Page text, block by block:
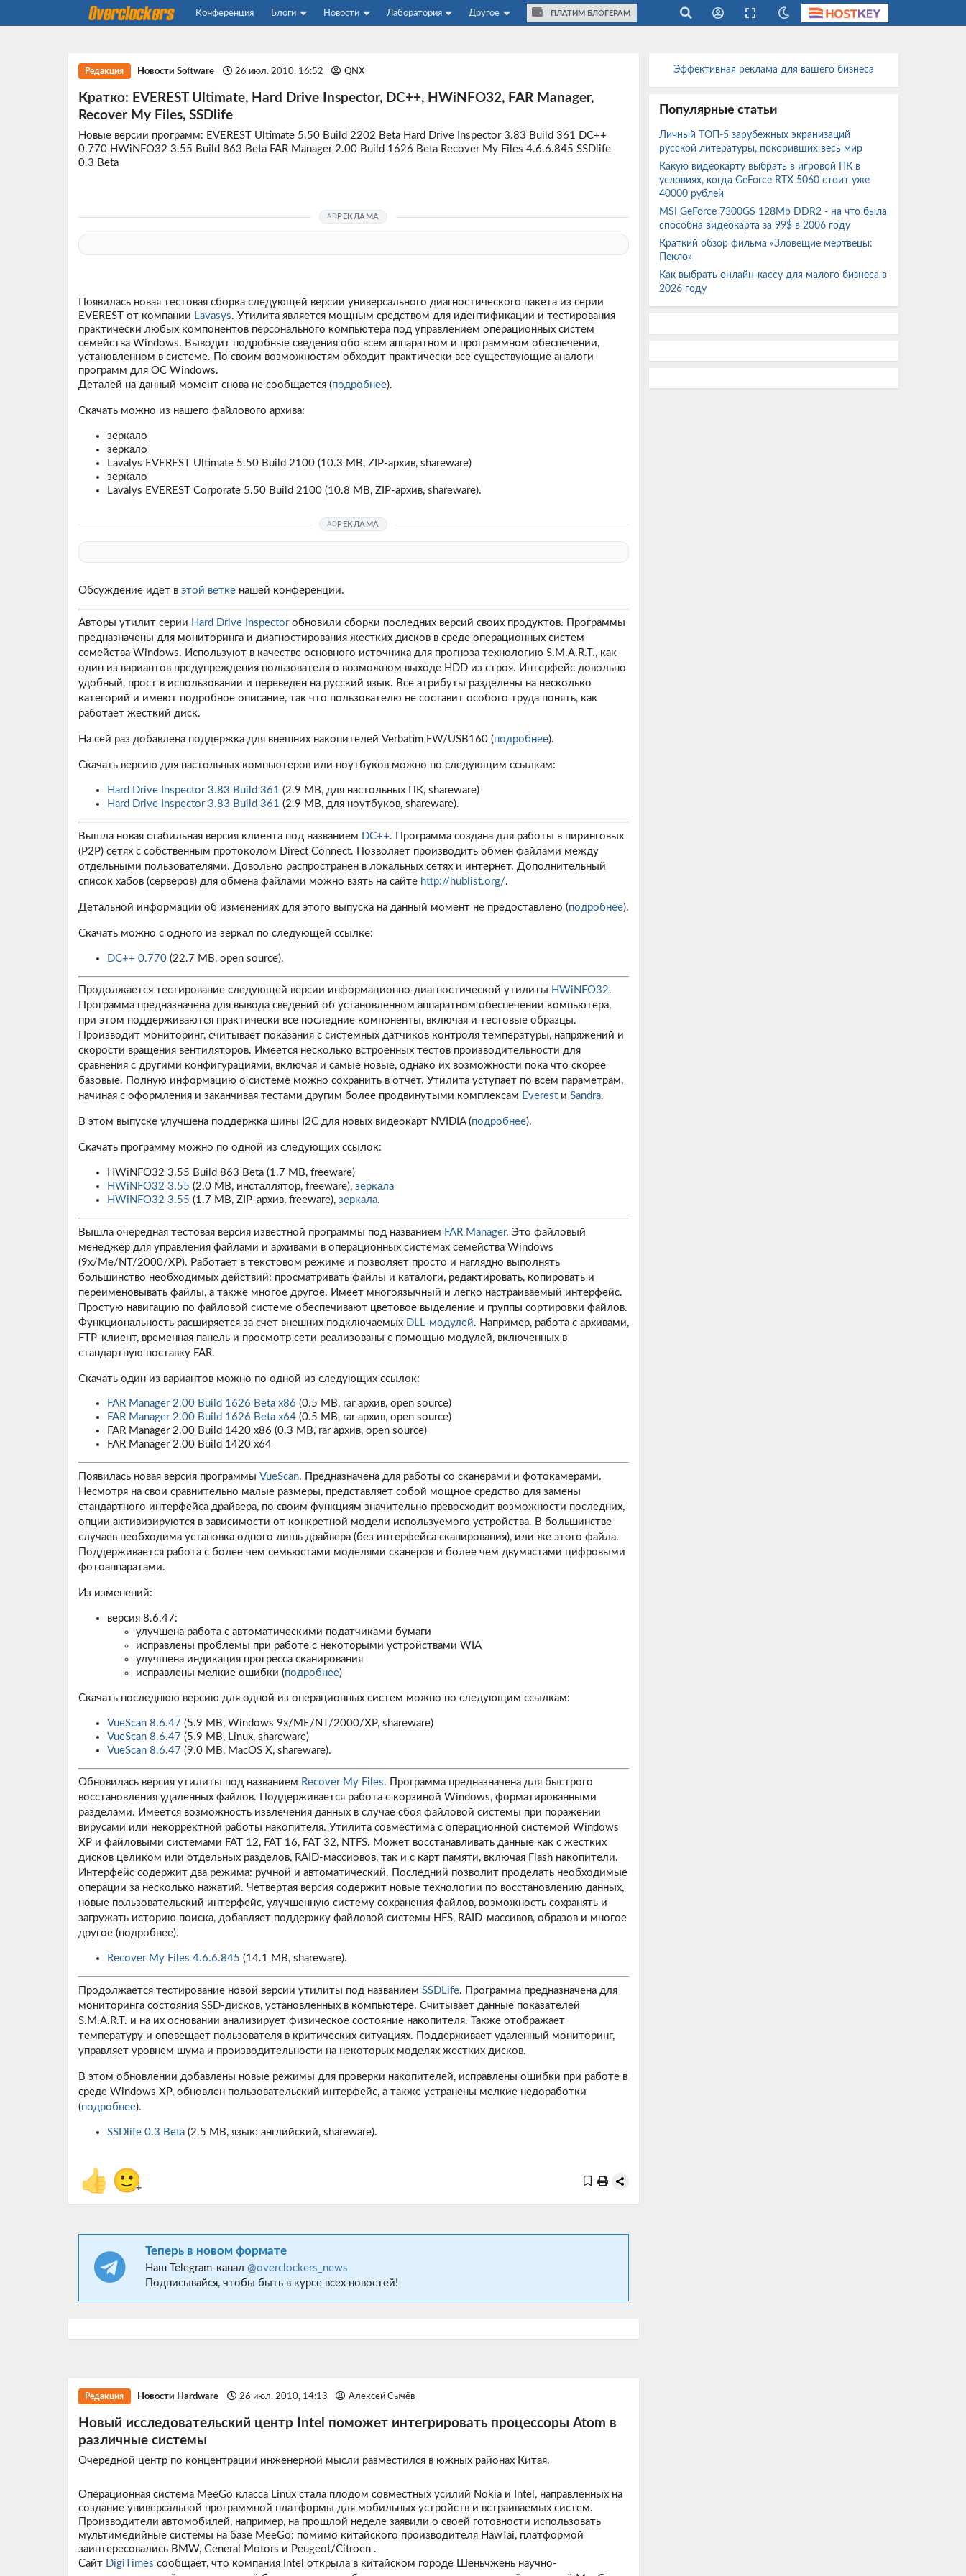
Конференция Блоги Новости Лаборатория Другое ПЛАТИМ БЛОГЕРАМ
Редакция Новости Software 26 июл. 2010, 16:52 QNX
Кратко: EVEREST Ultimate, Hard Drive Inspector, DC++, HWiNFO32, FAR Manager,
Recover My Files, SSDlife
Новые версии программ: EVEREST Ultimate 5.50 Build 2202 Beta Hard Drive Inspector 3.83 Build 361 DC++
0.770 HWiNFO32 3.55 Build 863 Beta FAR Manager 2.00 Build 1626 Beta Recover My Files 4.6.6.845 SSDlife
0.3 Beta
РЕКЛАМА
Появилась новая тестовая сборка следующей версии универсального диагностического пакета из серии
EVEREST от компании Lavasys. Утилита является мощным средством для идентификации и тестирования
практически любых компонентов персонального компьютера под управлением операционных систем
семейства Windows. Выводит подробные сведения обо всем аппаратном и программном обеспечении,
установленном в системе. По своим возможностям обходит практически все существующие аналоги
программ для ОС Windows.
Деталей на данный момент снова не сообщается (подробнее).
Скачать можно из нашего файлового архива:
зеркало
зеркало
Lavalys EVEREST Ultimate 5.50 Build 2100 (10.3 MB, ZIP-архив, shareware)
зеркало
Lavalys EVEREST Corporate 5.50 Build 2100 (10.8 MB, ZIP-архив, shareware).
РЕКЛАМА
Обсуждение идет в этой веткенашей конференции.
Авторы утилит серии Hard Drive Inspectorобновили сборки последних версий своих продуктов. Программы
предназначены для мониторинга и диагностирования жестких дисков в среде операционных систем
семейства Windows. Используют в качестве основного источника для прогноза технологию S.M.A.R.T., как
один из вариантов предупреждения пользователя о возможном выходе HDD из строя. Интерфейс довольно
удобный, прост в использовании и переведен на русский язык. Все атрибуты разделены на несколько
категорий и имеют подробное описание, так что пользователю не составит особого труда понять, как
работает жесткий диск.
На сей раз добавлена поддержка для внешних накопителей Verbatim FW/USB160 (подробнее).
Скачать версию для настольных компьютеров или ноутбуков можно по следующим ссылкам:
Hard Drive Inspector 3.83 Build 361 (2.9 MB, для настольных ПК, shareware)
Hard Drive Inspector 3.83 Build 361 (2.9 MB, для ноутбуков, shareware).
Вышла новая стабильная версия клиента под названием DC++. Программа создана для работы в пиринговых
(P2P) сетях с собственным протоколом Direct Connect. Позволяет производить обмен файлами между
отдельными пользователями. Довольно распространен в локальных сетях и интернет. Дополнительный
список хабов (серверов) для обмена файлами можно взять на сайте http://hublist.org/.
Детальной информации об изменениях для этого выпуска на данный момент не предоставлено (подробнее).
Скачать можно с одного из зеркал по следующей ссылке:
DC++ 0.770(22.7 MB, open source).
Продолжается тестирование следующей версии информационно-диагностической утилиты HWiNFO32.
Программа предназначена для вывода сведений об установленном аппаратном обеспечении компьютера,
при этом поддерживаются практически все последние компоненты, включая и тестовые образцы.
Производит мониторинг, считывает показания с системных датчиков контроля температуры, напряжений и
скорости вращения вентиляторов. Имеется несколько встроенных тестов производительности для
сравнения с другими конфигурациями, включая и самые новые, однако их возможности пока что скорее
базовые. Полную информацию о системе можно сохранить в отчет. Утилита уступает по всем параметрам,
начиная с оформления и заканчивая тестами другим более продвинутыми комплексам Everestи Sandra.
В этом выпуске улучшена поддержка шины I2C для новых видеокарт NVIDIA (подробнее).
Скачать программу можно по одной из следующих ссылок:
HWiNFO32 3.55 Build 863 Beta(1.7 MB, freeware)
HWiNFO32 3.55 (2.0 MB, инсталлятор, freeware), зеркала
HWiNFO32 3.55 (1.7 MB, ZIP-архив, freeware), зеркала.
Вышла очередная тестовая версия известной программы под названием FAR Manager. Это файловый
менеджер для управления файлами и архивами в операционных системах семейства Windows
(9x/Me/NT/2000/XP). Работает в текстовом режиме и позволяет просто и наглядно выполнять
большинство необходимых действий: просматривать файлы и каталоги, редактировать, копировать и
переименовывать файлы, а также многое другое. Имеет многоязычный и легко настраиваемый интерфейс.
Простую навигацию по файловой системе обеспечивают цветовое выделение и группы сортировки файлов.
Функциональность расширяется за счет внешних подключаемых DLL-модулей. Например, работа с архивами,
FTP-клиент, временная панель и просмотр сети реализованы с помощью модулей, включенных в
стандартную поставку FAR.
Скачать один из вариантов можно по одной из следующих ссылок:
FAR Manager 2.00 Build 1626 Beta x86 (0.5 MB, rar архив, open source)
FAR Manager 2.00 Build 1626 Beta x64(0.5 MB, rar архив, open source)
FAR Manager 2.00 Build 1420 x86 (0.3 MB, rar архив, open source)
FAR Manager 2.00 Build 1420 x64
Появилась новая версия программы VueScan. Предназначена для работы со сканерами и фотокамерами.
Несмотря на свои сравнительно малые размеры, представляет собой мощное средство для замены
стандартного интерфейса драйвера, по своим функциям значительно превосходит возможности последних,
опции активизируются в зависимости от конкретной модели используемого устройства. В большинстве
случаев необходима установка одного лишь драйвера (без интерфейса сканирования), или же этого файла.
Поддерживается работа с более чем семьюстами моделями сканеров и более чем двумястами цифровыми
фотоаппаратами.
Из изменений:
версия 8.6.47:
улучшена работа с автоматическими податчиками бумаги
исправлены проблемы при работе с некоторыми устройствами WIA
улучшена индикация прогресса сканирования
исправлены мелкие ошибки (подробнее)
Скачать последнюю версию для одной из операционных систем можно по следующим ссылкам:
VueScan 8.6.47 (5.9 MB, Windows 9x/ME/NT/2000/XP, shareware)
VueScan 8.6.47 (5.9 MB, Linux, shareware)
VueScan 8.6.47 (9.0 MB, MacOS X, shareware).
Обновилась версия утилиты под названием Recover My Files. Программа предназначена для быстрого
восстановления удаленных файлов. Поддерживается работа с корзиной Windows, форматированными
разделами. Имеется возможность извлечения данных в случае сбоя файловой системы при поражении
вирусами или некорректной работы накопителя. Утилита совместима с операционной системой Windows
XP и файловыми системами FAT 12, FAT 16, FAT 32, NTFS. Может восстанавливать данные как с жестких
дисков целиком или отдельных разделов, RAID-массиовов, так и с карт памяти, включая Flash накопители.
Интерфейс содержит два режима: ручной и автоматический. Последний позволит проделать необходимые
операции за несколько нажатий. Четвертая версия содержит новые технологии по восстановлению данных,
новые пользовательский интерфейс, улучшенную систему сохранения файлов, возможность сохранять и
загружать историю поиска, добавляет поддержку файловой системы HFS, RAID-массивов, образов и многое
другое (подробнее).
Recover My Files 4.6.6.845 (14.1 MB, shareware).
Продолжается тестирование новой версии утилиты под названием SSDLife. Программа предназначена для
мониторинга состояния SSD-дисков, установленных в компьютере. Считывает данные показателей
S.M.A.R.T. и на их основании анализирует физическое состояние накопителя. Также отображает
температуру и оповещает пользователя в критических ситуациях. Поддерживает удаленный мониторинг,
управляет уровнем шума и производительности на некоторых моделях жестких дисков.
В этом обновлении добавлены новые режимы для проверки накопителей, исправлены ошибки при работе в
среде Windows XP, обновлен пользовательский интерфейс, а также устранены мелкие недоработки
(подробнее).
SSDlife 0.3 Beta(2.5 MB, язык: английский, shareware).
👍 🙂
+
Теперь в новом формате
Наш Telegram-канал @overclockers_news
Подписывайся, чтобы быть в курсе всех новостей!
Редакция Новости Hardware 26 июл. 2010, 14:13 Алексей Сычёв
Новый исследовательский центр Intel поможет интегрировать процессоры Atom в
различные системы
Очередной центр по концентрации инженерной мысли разместился в южных районах Китая.
Операционная система MeeGo класса Linux стала плодом совместных усилий Nokia и Intel, направленных на
создание универсальной программной платформы для мобильных устройств и встраиваемых систем.
Производители автомобилей, например, на прошлой неделе заявили о своей готовности использовать
мультимедийные системы на базе MeeGo: помимо китайского производителя HawTai, платформой
заинтересовались BMW, General Motors и Peugeot/Citroen .
Сайт DigiTimes сообщает, что компания Intel открыла в китайском городе Шеньчжень научно-
Эффективная реклама для вашего бизнеса
Популярные статьи
Личный ТОП-5 зарубежных экранизаций
русской литературы, покоривших весь мир
Какую видеокарту выбрать в игровой ПК в
условиях, когда GeForce RTX 5060 стоит уже
40000 рублей
MSI GeForce 7300GS 128Mb DDR2 - на что была
способна видеокарта за 99$ в 2006 году
Краткий обзор фильма «Зловещие мертвецы:
Пекло»
Как выбрать онлайн-кассу для малого бизнеса в
2026 году